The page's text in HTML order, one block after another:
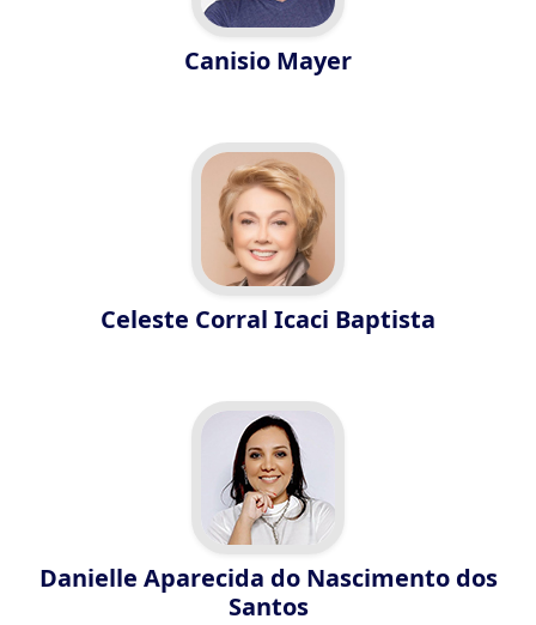
Canisio Mayer
Celeste Corral Icaci Baptista
Danielle Aparecida do Nascimento dos
Santos